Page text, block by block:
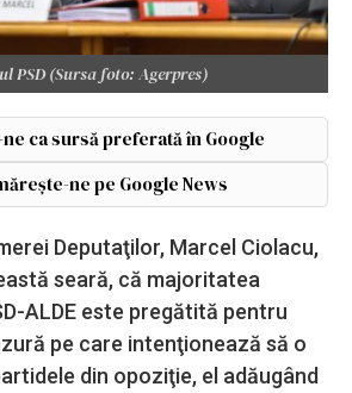
PSD (Sursa foto: Agerpres)
ca sursă preferată în Google
ne pe Google News
Deputaţilor, Marcel Ciolacu,
seară, că majoritatea
ALDE este pregătită pentru
pe care intenţionează să o
din opoziţie, el adăugând